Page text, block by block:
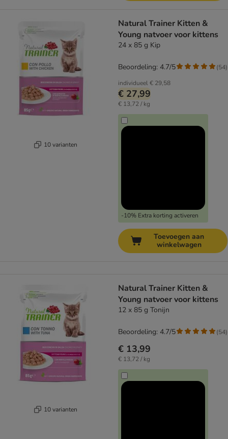
10 varianten
Natural Trainer Kitten &
Young natvoer voor kittens
24 x 85 g Kip
individueel€ 29,58
€ 27,99
€ 13,72 / kg
-10% Extra korting activeren
Beoordeling: 4.7/5 (54)
Toevoegen aan
winkelwagen
10 varianten
Natural Trainer Kitten &
Young natvoer voor kittens
12 x 85 g Tonijn
€ 13,99
€ 13,72 / kg
Beoordeling: 4.7/5 (54)